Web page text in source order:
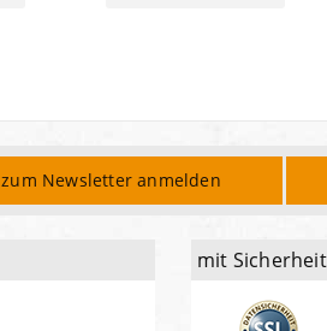
zum Newsletter anmelden
mit